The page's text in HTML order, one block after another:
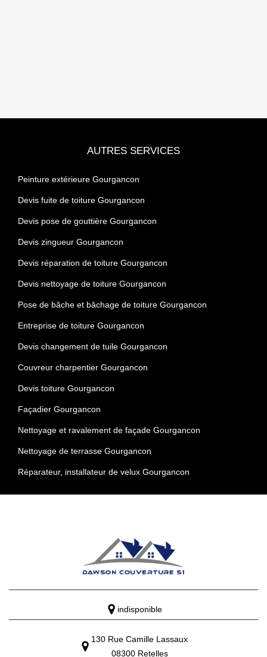
AUTRES SERVICES
Peinture extérieure Gourgancon
Devis fuite de toiture Gourgancon
Devis pose de gouttière Gourgancon
Devis zingueur Gourgancon
Devis réparation de toiture Gourgancon
Devis nettoyage de toiture Gourgancon
Pose de bâche et bâchage de toiture Gourgancon
Entreprise de toiture Gourgancon
Devis changement de tuile Gourgancon
Couvreur charpentier Gourgancon
Devis toiture Gourgancon
Façadier Gourgancon
Nettoyage et ravalement de façade Gourgancon
Nettoyage de terrasse Gourgancon
Réparateur, installateur de velux Gourgancon
indisponible
130 Rue Camille Lassaux
08300 Retelles